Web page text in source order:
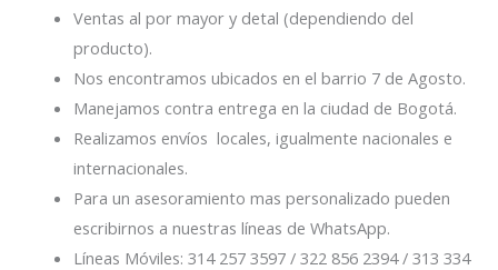
Ventas al por mayor y detal (dependiendo del
producto).
Nos encontramos ubicados en el barrio 7 de Agosto.
Manejamos contra entrega en la ciudad de Bogotá.
Realizamos envíos locales, igualmente nacionales e
internacionales.
Para un asesoramiento mas personalizado pueden
escribirnos a nuestras líneas de WhatsApp.
Líneas Móviles: 314 257 3597 / 322 856 2394 / 313 334